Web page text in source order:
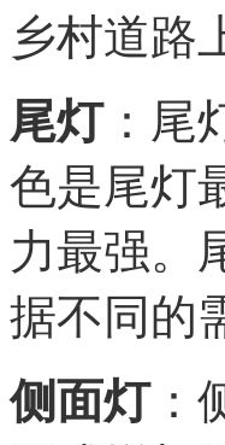
乡村道路
尾灯：尾
色是尾灯
力最强。
据不同的
侧面灯：